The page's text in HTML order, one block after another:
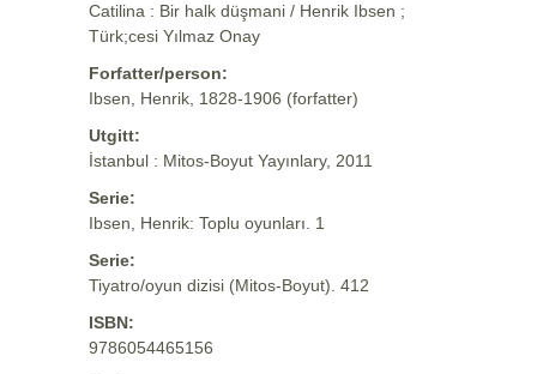
Catilina : Bir halk düşmani / Henrik Ibsen ;
Türk;cesi Yılmaz Onay
Forfatter/person:
Ibsen, Henrik, 1828-1906 (forfatter)
Utgitt:
İstanbul : Mitos-Boyut Yayınlary, 2011
Serie:
Ibsen, Henrik: Toplu oyunları. 1
Serie:
Tiyatro/oyun dizisi (Mitos-Boyut). 412
ISBN:
9786054465156